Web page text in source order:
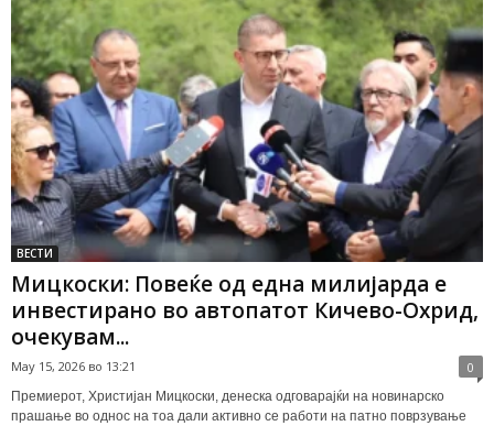
ВЕСТИ
Мицкоски: Повеќе од една милијарда е
инвестирано во автопатот Кичево-Охрид,
очекувам...
May 15, 2026 во 13:21 0
Премиерот, Христијан Мицкоски, денеска одговарајќи на новинарско
прашање во однос на тоа дали активно се работи на патно поврзување